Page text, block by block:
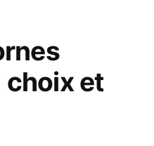
choix et